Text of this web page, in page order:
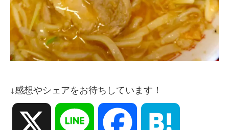
↓感想やシェアをお待ちしています！
Line Facebook